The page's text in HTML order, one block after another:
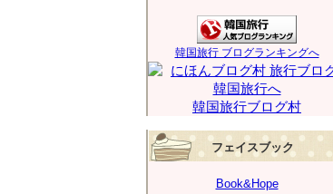
韓国旅行 ブログランキングへ
韓国旅行ブログ村
フェイスブック
Book&Hope